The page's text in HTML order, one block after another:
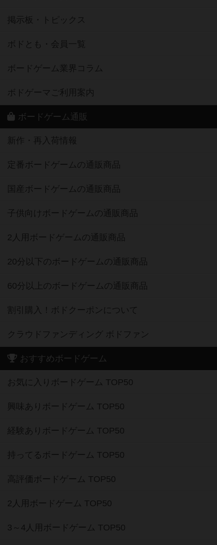
掲示板・トピックス
ボドとも・会員一覧
ボードゲーム業界コラム
ボドゲーマご利用案内
ボードゲーム通販
新作・再入荷情報
定番ボードゲームの通販商品
国産ボードゲームの通販商品
子供向けボードゲームの通販商品
2人用ボードゲームの通販商品
20分以下のボードゲームの通販商品
60分以上のボードゲームの通販商品
割引購入！ボドクーポンについて
クラウドファンディング ボドファン
おすすめボードゲーム
お気に入りボードゲーム TOP50
興味ありボードゲーム TOP50
経験ありボードゲーム TOP50
持ってるボードゲーム TOP50
高評価ボードゲーム TOP50
2人用ボードゲーム TOP50
3～4人用ボードゲーム TOP50